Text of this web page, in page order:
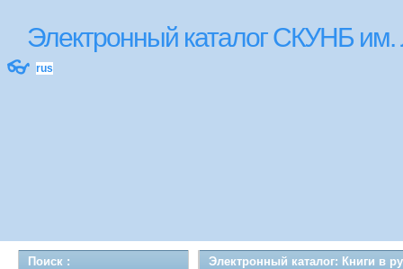
Электронный каталог СКУНБ
👓 rus
Поиск : Электронный каталог: Книги в